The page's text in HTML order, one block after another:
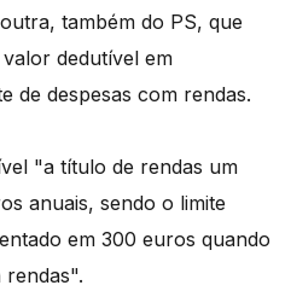
também do PS, que
dedutível em
de despesas com rendas.
"a título de rendas um
anuais, sendo o limite
em 300 euros quando
rendas".